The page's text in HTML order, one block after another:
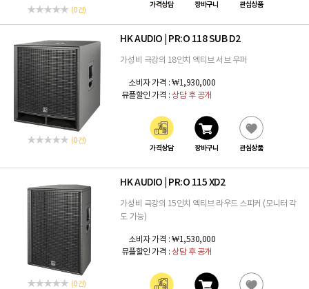
(0 건)
가격상담 장바구니 관심상품
(0 건)
HK AUDIO PR:O 118 SUB D2
가성비 극강의 18인치 엑티브 서브 우퍼
소비자 가격 : ₩1,930,000
뮤플할인 가격 : 상담 후 공개
가격상담 장바구니 관심상품
(0 건)
HK AUDIO PR:O 115 XD2
가성비 극강의 15인치 엑티브 라우드 스피커 (모니터 각
도 가능)
소비자 가격 : ₩1,530,000
뮤플할인 가격 : 상담 후 공개